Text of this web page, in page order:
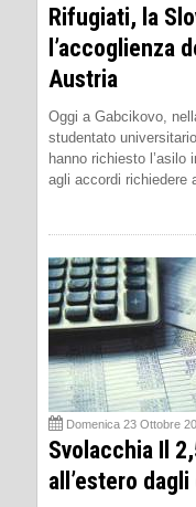
Rifugiati, la
l’accoglienza
Austria
Oggi a Gabcikovo,
studentato
hanno richiesto
agli accordi richiedere
Domenica 23 Ottobre
Svolacchia Il
all’estero